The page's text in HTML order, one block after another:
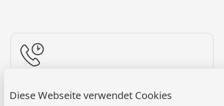
Diese Webseite verwendet Cookies